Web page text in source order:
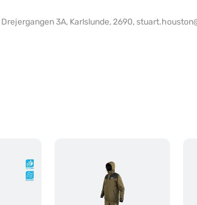
Drejergangen 3A, Karlslunde, 2690,